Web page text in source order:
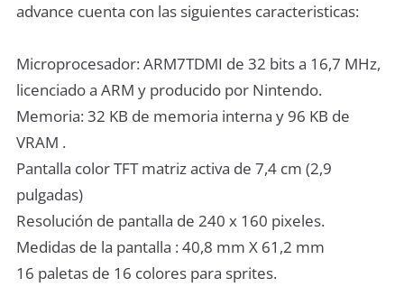
advance cuenta con las siguientes caracteristicas:
Microprocesador: ARM7TDMI de 32 bits a 16,7 MHz,
licenciado a ARM y producido por Nintendo.
Memoria: 32 KB de memoria interna y 96 KB de
VRAM .
Pantalla color TFT matriz activa de 7,4 cm (2,9
pulgadas)
Resolución de pantalla de 240 x 160 pixeles.
Medidas de la pantalla : 40,8 mm X 61,2 mm
16 paletas de 16 colores para sprites.